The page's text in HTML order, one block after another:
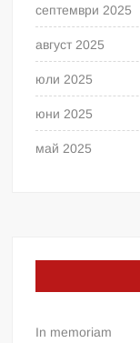
септември 2025
август 2025
юли 2025
юни 2025
май 2025
In memoriam